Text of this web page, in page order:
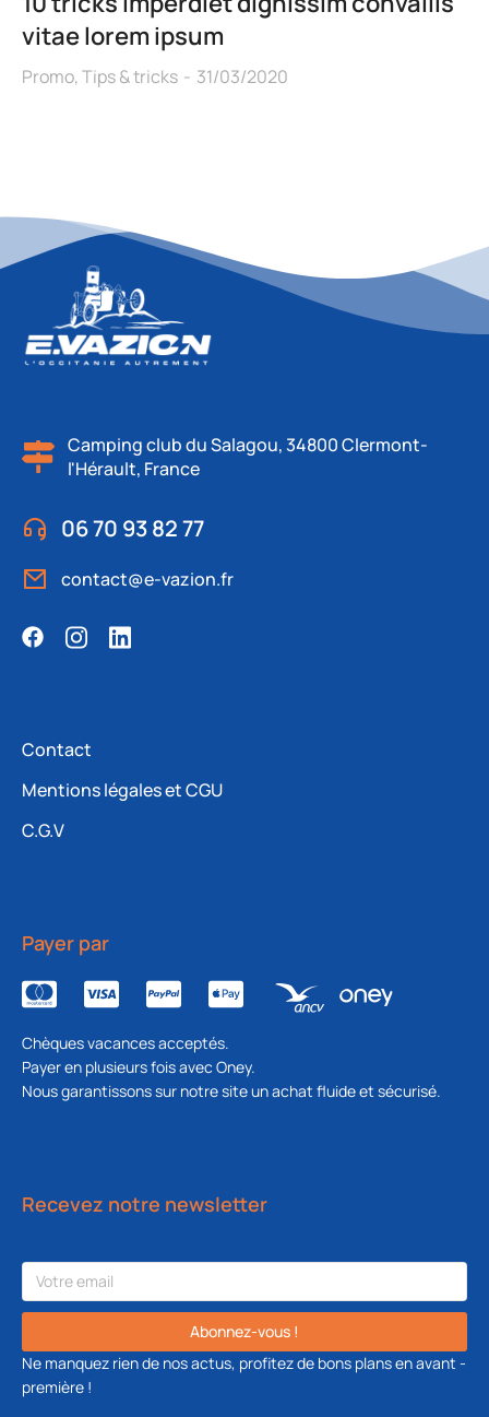
vitae lorem ipsum
Promo,Tips & tricks 31/03/2020
Camping club du Salagou, 34800 Clermont-
l'Hérault, France
06 70 93 82 77
contact@e-vazion.fr
Contact
Mentions légales et CGU
C.G.V
Payer par
Chèques vacances acceptés.
Payer en plusieurs fois avec Oney.
Nous garantissons sur notre site un achat fluide et sécurisé.
Recevez notre newsletter
Abonnez-vous !
Ne manquez rien de nos actus, profitez de bons plans en avant -
première !